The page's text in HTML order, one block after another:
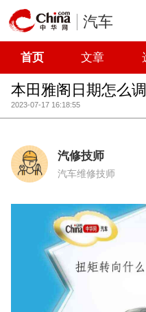
汽车
首页 文章
本田雅阁日期怎么
2023-07-17 16:18:55
汽修技师
汽车维修技师